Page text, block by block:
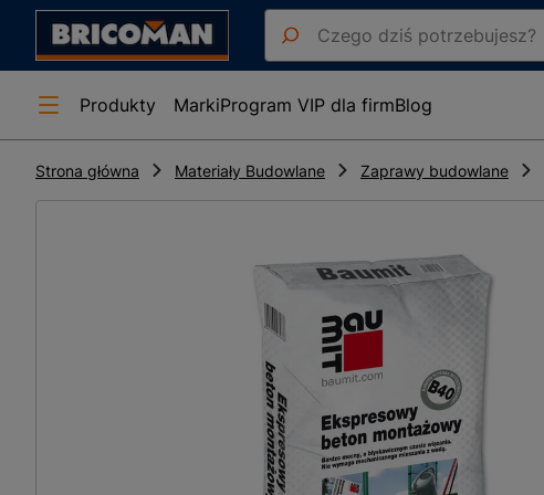
Produkty MarkiProgram VIP dla firmBlog
Strona główna Materiały Budowlane Zaprawy budowlane